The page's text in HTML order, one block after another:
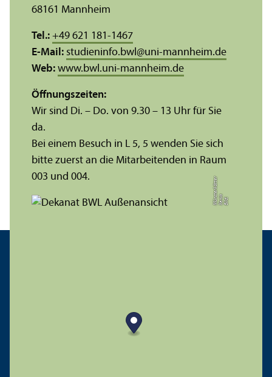
Bil
d:
X
e
ni
aM
ü
n
s
te
r
k
ö
t
t
e
r
68161 Mannheim
Tel.: +49 621 181-1467
E-Mail: studieninfo.bwl @uni-mannheim.de
Web: www.bwl.uni-mannheim.de
Öffnungs­zeiten:
Wir sind Di. – Do. von 9.30 – 13 Uhr für Sie
da.
Bei einem Besuch in L 5, 5 wenden Sie sich
bitte zuerst an die Mitarbeitenden in Raum
003 und 004.